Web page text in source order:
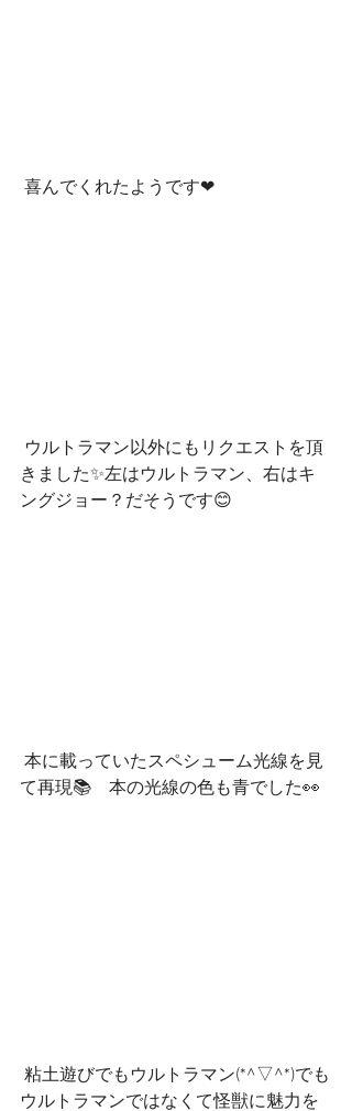
喜んでくれたようです❤
きました✨左はウルトラマン、右はキ
ングジョー？だそうです😊
て再現📚　本の光線の色も青でした👀
ウルトラマンではなくて怪獣に魅力を